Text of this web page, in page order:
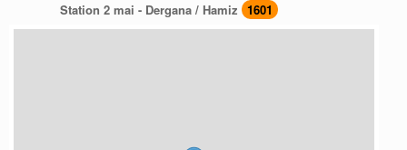
Station 2 mai - Dergana / Hamiz 1601